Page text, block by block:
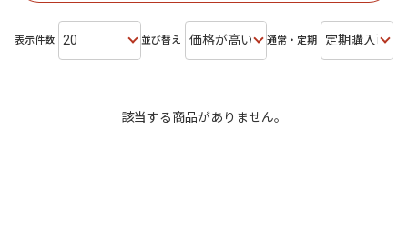
表示件数 20 並び替え 価格が高い 通常・定期 定期購入可能
該当する商品がありません。